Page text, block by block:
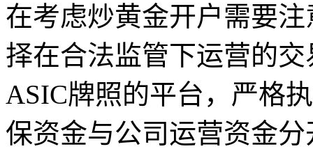
在考虑炒黄金开户需要
择在合法监管下运营的
ASIC牌照的平台，严格
保资金与公司运营资金